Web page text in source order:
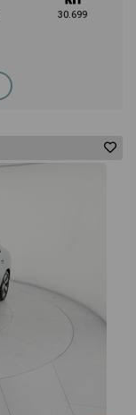
30.699